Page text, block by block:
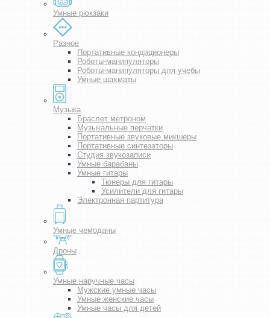
Умные рюкзаки
Разное
Портативные кондиционеры
Роботы-манипуляторы
Роботы-манипуляторы для учебы
Умные шахматы
Музыка
Браслет метроном
Музыкальные перчатки
Портативные звуковые микшеры
Портативные синтезаторы
Студия звукозаписи
Умные барабаны
Умные гитары
Тюнеры для гитары
Усилители для гитары
Электронная партитура
Умные чемоданы
Дроны
Умные наручные часы
Мужские умные часы
Умные женские часы
Умные часы для детей